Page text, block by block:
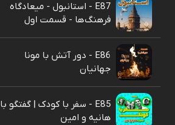
E87 - استانبول - میعادگاه
فرهنگ‌ها - قسمت اول
E86 - دور آتش با مونا
جهانیان
E85 - سفر با کودک | گفتگو با
هانیه و امین